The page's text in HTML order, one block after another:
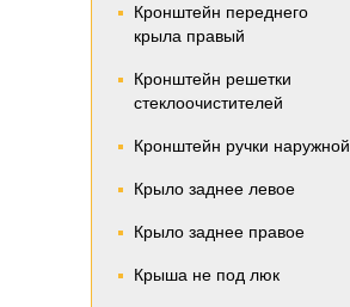
Кронштейн переднего
крыла правый
Кронштейн решетки
стеклоочистителей
Кронштейн ручки наружной
Крыло заднее левое
Крыло заднее правое
Крыша не под люк